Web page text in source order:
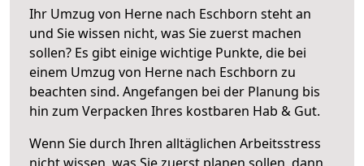
Ihr Umzug von Herne nach Eschborn steht an
und Sie wissen nicht, was Sie zuerst machen
sollen? Es gibt einige wichtige Punkte, die bei
einem Umzug von Herne nach Eschborn zu
beachten sind. Angefangen bei der Planung bis
hin zum Verpacken Ihres kostbaren Hab & Gut.
Wenn Sie durch Ihren alltäglichen Arbeitsstress